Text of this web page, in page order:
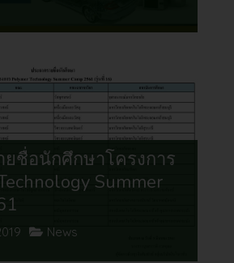
ยชื่อนักศึกษาโครงการ
Summer
News